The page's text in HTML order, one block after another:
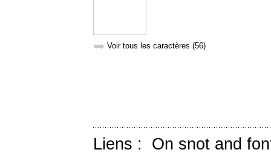
➥ Voir tous les caractères (56)
Liens : On snot and